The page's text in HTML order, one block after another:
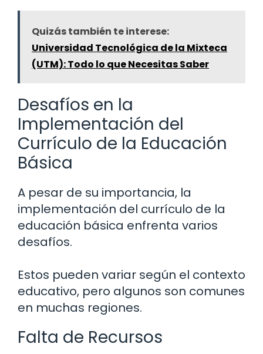
Quizás también te interese:
Universidad Tecnológica de la Mixteca
(UTM): Todo lo que Necesitas Saber
Desafíos en la
Implementación del
Currículo de la Educación
Básica
A pesar de su importancia, la
implementación del currículo de la
educación básica enfrenta varios
desafíos.
Estos pueden variar según el contexto
educativo, pero algunos son comunes
en muchas regiones.
Falta de Recursos